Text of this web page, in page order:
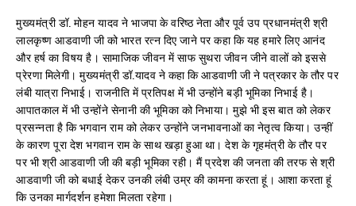
मुख्यमंत्री डॉ. मोहन यादव ने भाजपा के वरिष्ठ नेता और पूर्व उप प्रधानमंत्री श्री
लालकृष्ण आडवाणी जी को भारत रत्न दिए जाने पर कहा कि यह हमारे लिए आनंद
और हर्ष का विषय है। सामाजिक जीवन में साफ सुथरा जीवन जीने वालों को इससे
प्रेरणा मिलेगी। मुख्यमंत्री डॉ.यादव ने कहा कि आडवाणी जी ने पत्रकार के तौर पर
लंबी यात्रा निभाई। राजनीति में प्रतिपक्ष में भी उन्होंने बड़ी भूमिका निभाई है।
आपातकाल में भी उन्होंने सेनानी की भूमिका को निभाया। मुझे भी इस बात को लेकर
प्रसन्नता है कि भगवान राम को लेकर उन्होंने जनभावनाओं का नेतृत्व किया। उन्हीं
के कारण पूरा देश भगवान राम के साथ खड़ा हुआ था। देश के गृहमंत्री के तौर पर
पर भी श्री आडवाणी जी की बड़ी भूमिका रही। मैं प्रदेश की जनता की तरफ से श्री
आडवाणी जी को बधाई देकर उनकी लंबी उम्र की कामना करता हूं। आशा करता हूं
कि उनका मार्गदर्शन हमेशा मिलता रहेगा।